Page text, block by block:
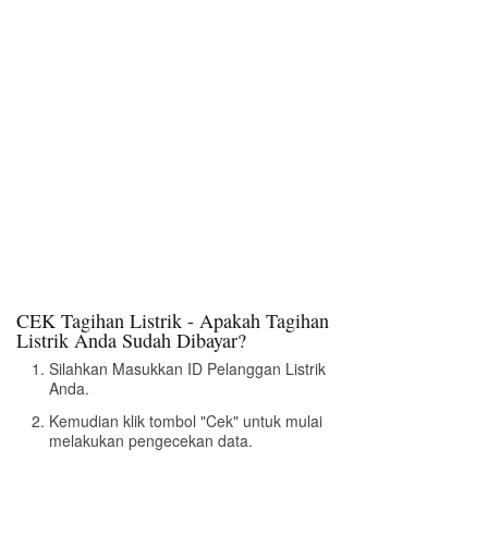
CEK Tagihan Listrik - Apakah Tagihan
Listrik Anda Sudah Dibayar?
Silahkan Masukkan ID Pelanggan Listrik
Anda.
Kemudian klik tombol "Cek" untuk mulai
melakukan pengecekan data.